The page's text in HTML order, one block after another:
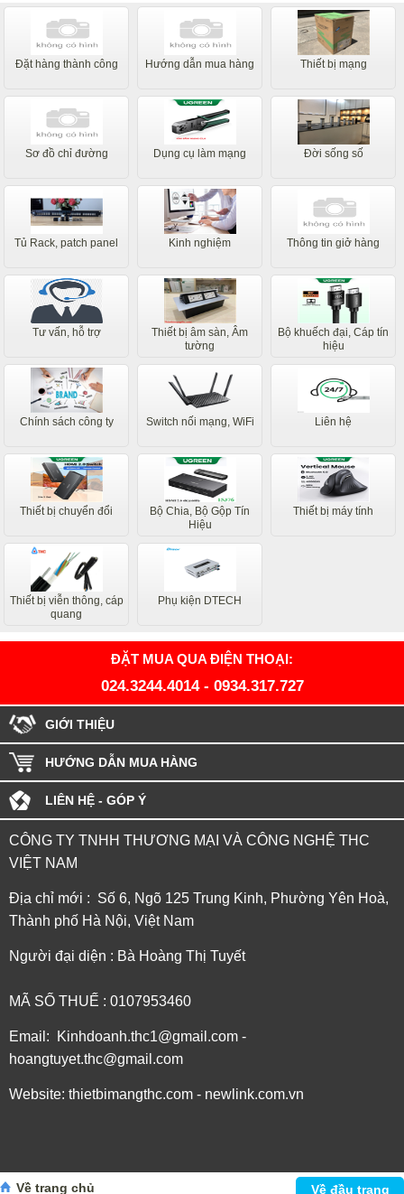
Đặt hàng thành công Hướng dẫn mua hàng Thiết bị mạng
Sơ đồ chỉ đường Dụng cụ làm mạng Đời sống số
Tủ Rack, patch panel Kinh nghiệm Thông tin giở hàng
Tư vấn, hỗ trợ
Thiết bị âm sàn, Âm
tường
Bộ khuếch đại, Cáp tín
hiệu
Chính sách công ty Switch nối mạng, WiFi Liên hệ
Thiết bị chuyển đổi
Bộ Chia, Bộ Gộp Tín
Hiệu
Thiết bị máy tính
Thiết bị viễn thông, cáp
quang
Phụ kiện DTECH
ĐẶT MUA QUA ĐIỆN THOẠI:
024.3244.4014- 0934.317.727
GIỚI THIỆU
HƯỚNG DẪN MUA HÀNG
LIÊN HỆ - GÓP Ý
CÔNG TY TNHH THƯƠNG MẠI VÀ CÔNG NGHỆ THC
VIỆT NAM
Địa chỉ mới : Số 6, Ngõ 125 Trung Kinh, Phường Yên Hoà,
Thành phố Hà Nội, Việt Nam
Người đại diện : Bà Hoàng Thị Tuyết
MÃ SỐ THUẾ : 0107953460
Email: Kinhdoanh.thc1@gmail.com -
hoangtuyet.thc@gmail.com
Website: thietbimangthc.com - newlink.com.vn
Về đầu trang
Về trang chủ